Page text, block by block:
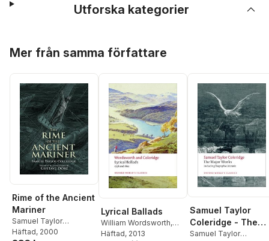
Utforska kategorier
Mer från samma författare
Rime of the Ancient
Mariner
Samuel Taylor
Coleridge
Häftad, 2000
Lyrical Ballads
William Wordsworth,
Samuel Taylor
Häftad, 2013
Samuel Taylor
Coleridge - The
Major Works
Samuel Taylor